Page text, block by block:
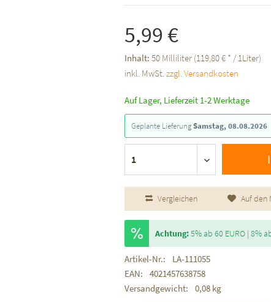
5,99 €
Inhalt:50 Milliliter (119,80 € * / 1Liter)
inkl. MwSt.zzgl. Versandkosten
Auf Lager, Lieferzeit 1-2 Werktage
Geplante LieferungSamstag, 08.08.2026
Vergleichen Auf den
Achtung:5% ab 60 EURO | 8%
Artikel-Nr.:
LA-111055
EAN:
4021457638758
Versandgewicht:
0,08 kg